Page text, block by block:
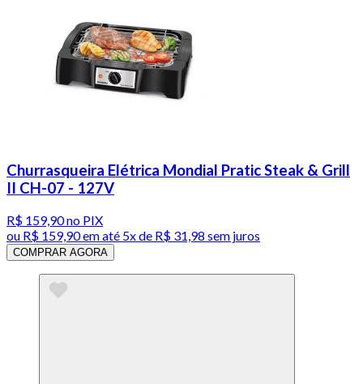
Churrasqueira Elétrica Mondial Pratic Steak & Grill
II CH-07 - 127V
R$ 159,90no PIX
ou R$ 159,90em até 5x de R$ 31,98 sem juros
COMPRAR AGORA